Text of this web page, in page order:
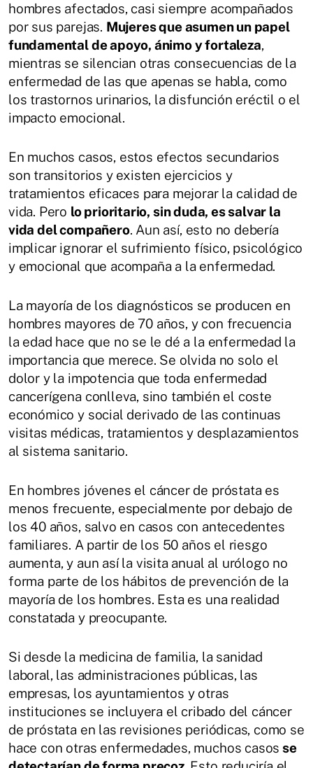
hombres afectados, casi siempre acompañados
por sus parejas. Mujeres que asumen un papel
fundamental de apoyo, ánimo y fortaleza,
mientras se silencian otras consecuencias de la
enfermedad de las que apenas se habla, como
los trastornos urinarios, la disfunción eréctil o el
impacto emocional.
En muchos casos, estos efectos secundarios
son transitorios y existen ejercicios y
tratamientos eficaces para mejorar la calidad de
vida. Pero lo prioritario, sin duda, es salvar la
vida del compañero. Aun así, esto no debería
implicar ignorar el sufrimiento físico, psicológico
y emocional que acompaña a la enfermedad.
La mayoría de los diagnósticos se producen en
hombres mayores de 70 años, y con frecuencia
la edad hace que no se le dé a la enfermedad la
importancia que merece. Se olvida no solo el
dolor y la impotencia que toda enfermedad
cancerígena conlleva, sino también el coste
económico y social derivado de las continuas
visitas médicas, tratamientos y desplazamientos
al sistema sanitario.
En hombres jóvenes el cáncer de próstata es
menos frecuente, especialmente por debajo de
los 40 años, salvo en casos con antecedentes
familiares. A partir de los 50 años el riesgo
aumenta, y aun así la visita anual al urólogo no
forma parte de los hábitos de prevención de la
mayoría de los hombres. Esta es una realidad
constatada y preocupante.
Si desde la medicina de familia, la sanidad
laboral, las administraciones públicas, las
empresas, los ayuntamientos y otras
instituciones se incluyera el cribado del cáncer
de próstata en las revisiones periódicas, como se
hace con otras enfermedades, muchos casos se